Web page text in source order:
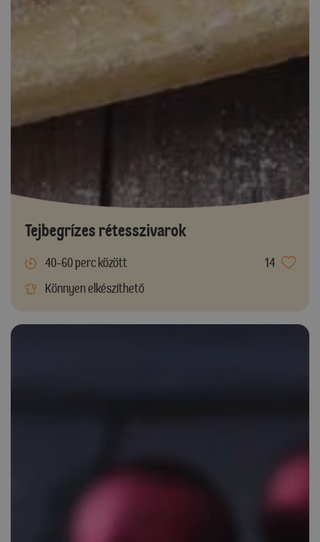
Tejbegrízes rétesszivarok
40-60 perc között
14
Könnyen elkészíthető